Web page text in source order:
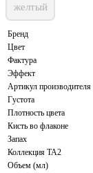
желтый
Бренд
Цвет
Фактура
Эффект
Артикул производителя
Густота
Плотность цвета
Кисть во флаконе
Запах
Коллекция TA2
Объем (мл)